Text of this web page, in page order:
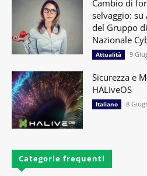
Cambio di
selvaggio: su
del Gruppo
Nazionale
Attualità 9
Sicurezza e
HALiveOS
Italiano 8
Categorie frequenti